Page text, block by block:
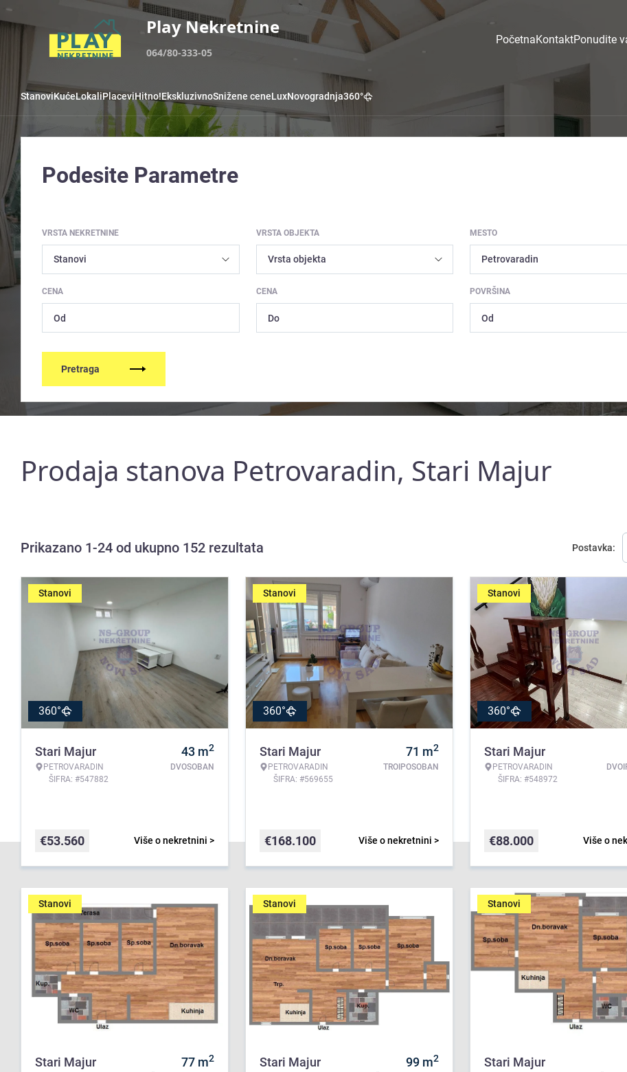
Play Nekretnine
064/80-333-05
PočetnaKontaktPonudite
StanoviKućeLokaliPlaceviHitno!EkskluzivnoSnižene ceneLuxNovogradnja360°
Podesite Parametre
VRSTA NEKRETNINE VRSTA OBJEKTA MESTO
CENA CENA POVRŠINA
Pretraga
Prodaja stanova Petrovaradin, Stari Majur
Prikazano 1-24 od ukupno 152 rezultata Postavka:
Stanovi
360°
Stari Majur
PETROVARADIN
ŠIFRA: #547882
43 m2
DVOSOBAN
Više o nekretnini >
€53.560
Stanovi
360°
Stari Majur
PETROVARADIN
ŠIFRA: #569655
71 m2
TROIPOSOBAN
Više o nekretnini >
€168.100
Stanovi
360°
Stari Majur
PETROVARADIN
ŠIFRA: #548972
Više o
€88.000
Stanovi
Stari Majur 77 m2
Stanovi
Stari Majur 99 m2
Stanovi
Stari Majur